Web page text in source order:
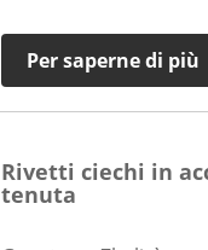
Per saperne di più
Rivetti ciechi in
tenuta